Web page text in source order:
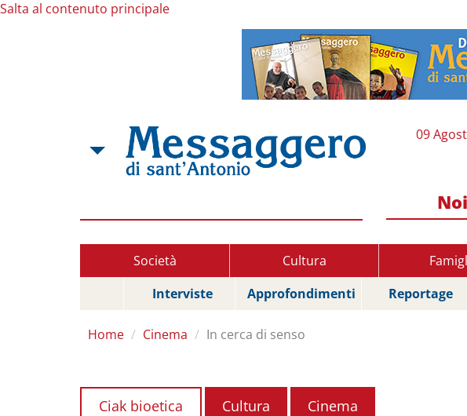
Salta al contenuto principale
09
Noi
Società Cultura
Interviste
Approfondimenti Reportage
Home Cinema In cerca di senso
Ciak bioetica Cultura Cinema